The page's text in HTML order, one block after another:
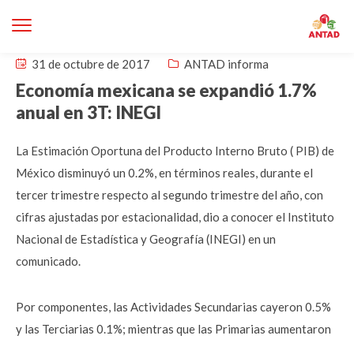
31 de octubre de 2017 ANTAD informa
Economía mexicana se expandió 1.7%
anual en 3T: INEGI
La Estimación Oportuna del Producto Interno Bruto ( PIB) de
México disminuyó un 0.2%, en términos reales, durante el
tercer trimestre respecto al segundo trimestre del año, con
cifras ajustadas por estacionalidad, dio a conocer el Instituto
Nacional de Estadística y Geografía (INEGI) en un
comunicado.
Por componentes, las Actividades Secundarias cayeron 0.5%
y las Terciarias 0.1%; mientras que las Primarias aumentaron